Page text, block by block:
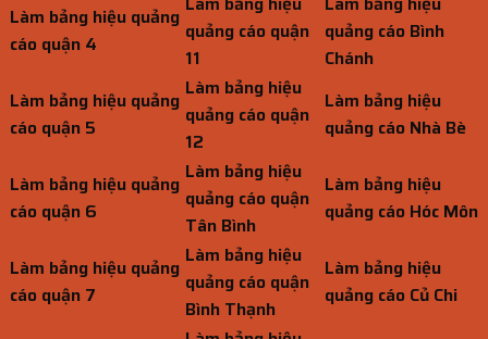
Làm bảng hiệu quảng
cáo quận 4
quảng cáo quận
11
quảng cáo Bình
Chánh
Làm bảng hiệu quảng
cáo quận 5
Làm bảng hiệu
quảng cáo quận
12
Làm bảng hiệu
quảng cáo Nhà Bè
Làm bảng hiệu quảng
cáo quận 6
Làm bảng hiệu
quảng cáo quận
Tân Bình
Làm bảng hiệu
quảng cáo Hóc Môn
Làm bảng hiệu quảng
cáo quận 7
Làm bảng hiệu
quảng cáo quận
Bình Thạnh
Làm bảng hiệu
quảng cáo Củ Chi